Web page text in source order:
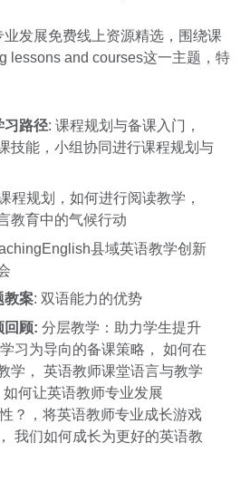
发展免费线上资源精选，围绕课
lessons and courses这一主题，特
习路径: 课程规划与备课入门，
技能，小组协同进行课程规划与
程规划，如何进行阅读教学，
教育中的气候行动
县域英语教学创新
教案: 双语能力的优势
回顾: 分层教学：助力学生提升
习为导向的备课策略， 如何在
学， 英语教师课堂语言与教学
何让英语教师专业发展
？，将英语教师专业成长游戏
我们如何成长为更好的英语教